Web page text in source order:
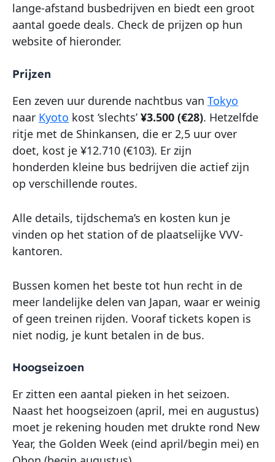
lange-afstand busbedrijven en biedt een groot
aantal goede deals. Check de prijzen op hun
website of hieronder.
Prijzen
Een zeven uur durende nachtbus van Tokyo
naar Kyoto kost ‘slechts’ ¥3.500 (€28). Hetzelfde
ritje met de Shinkansen, die er 2,5 uur over
doet, kost je ¥12.710 (€103). Er zijn
honderden kleine bus bedrijven die actief zijn
op verschillende routes.
Alle details, tijdschema’s en kosten kun je
vinden op het station of de plaatselijke VVV-
kantoren.
Bussen komen het beste tot hun recht in de
meer landelijke delen van Japan, waar er weinig
of geen treinen rijden. Vooraf tickets kopen is
niet nodig, je kunt betalen in de bus.
Hoogseizoen
Er zitten een aantal pieken in het seizoen.
Naast het hoogseizoen (april, mei en augustus)
moet je rekening houden met drukte rond New
Year, the Golden Week (eind april/begin mei) en